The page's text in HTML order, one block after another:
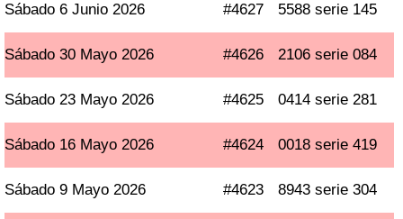
Sábado 6 Junio 2026 #4627 5588 serie 145
Sábado 30 Mayo 2026 #4626 2106 serie 084
Sábado 23 Mayo 2026 #4625 0414 serie 281
Sábado 16 Mayo 2026 #4624 0018 serie 419
Sábado 9 Mayo 2026 #4623 8943 serie 304